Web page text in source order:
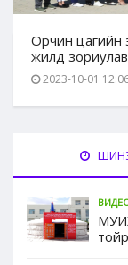
Орчин цагийн
жилд зориулав
2023-10-01